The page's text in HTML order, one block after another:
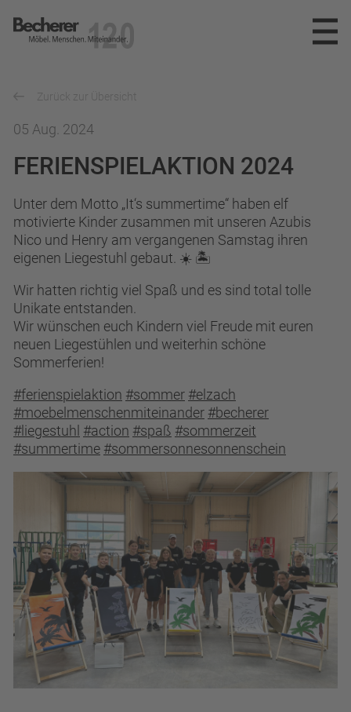
PLANUNG
INNENAUSBAU
MÖBELWERKSTÄTTEN
REFERENZEN
UNTERNEHMEN
DAS TEAM
PARTNER
AUSZEICHNUNGEN
NEWS
KARRIERE
STELLENANGEBOTE
AUSBILDUNG
PRAKTIKUM
KONTAKT
info@becherer.com
+49(0)7682-91000
english
Zurück zur Übersicht
05 Aug. 2024
FERIENSPIELAKTION 2024
Unter dem Motto „It‘s summertime“ haben elf
motivierte Kinder zusammen mit unseren Azubis
Nico und Henry am vergangenen Samstag ihren
eigenen Liegestuhl gebaut. ☀️ 🏝️
Wir hatten richtig viel Spaß und es sind total tolle
Unikate entstanden.
Wir wünschen euch Kindern viel Freude mit euren
neuen Liegestühlen und weiterhin schöne
Sommerferien!
#ferienspielaktion #sommer #elzach
#moebelmenschenmiteinander #becherer
#liegestuhl #action #spaß #sommerzeit
#summertime #sommersonnesonnenschein